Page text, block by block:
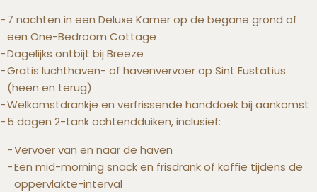
7 nachten in een Deluxe Kamer op de begane grond of
een One-Bedroom Cottage
Dagelijks ontbijt bij Breeze
Gratis luchthaven- of havenvervoer op Sint Eustatius
(heen en terug)
Welkomstdrankje en verfrissende handdoek bij aankomst
5 dagen 2-tank ochtendduiken, inclusief:
Vervoer van en naar de haven
Een mid-morning snack en frisdrank of koffie tijdens de
oppervlakte-interval